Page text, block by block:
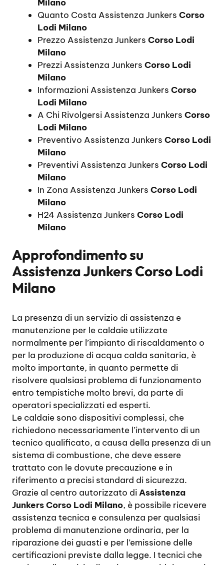
Milano
Quanto Costa Assistenza Junkers Corso
Lodi Milano
Prezzo Assistenza Junkers Corso Lodi
Milano
Prezzi Assistenza Junkers Corso Lodi
Milano
Informazioni Assistenza Junkers Corso
Lodi Milano
A Chi Rivolgersi Assistenza Junkers Corso
Lodi Milano
Preventivo Assistenza Junkers Corso Lodi
Milano
Preventivi Assistenza Junkers Corso Lodi
Milano
In Zona Assistenza Junkers Corso Lodi
Milano
H24 Assistenza Junkers Corso Lodi
Milano
Approfondimento su
Assistenza Junkers Corso Lodi
Milano
La presenza di un servizio di assistenza e
manutenzione per le caldaie utilizzate
normalmente per l’impianto di riscaldamento o
per la produzione di acqua calda sanitaria, è
molto importante, in quanto permette di
risolvere qualsiasi problema di funzionamento
entro tempistiche molto brevi, da parte di
operatori specializzati ed esperti.
Le caldaie sono dispositivi complessi, che
richiedono necessariamente l’intervento di un
tecnico qualificato, a causa della presenza di un
sistema di combustione, che deve essere
trattato con le dovute precauzione e in
riferimento a precisi standard di sicurezza.
Grazie al centro autorizzato diAssistenza
Junkers Corso Lodi Milano, è possibile ricevere
assistenza tecnica e consulenza per qualsiasi
problema di manutenzione ordinaria, per la
riparazione dei guasti e per l’emissione delle
certificazioni previste dalla legge. I tecnici che